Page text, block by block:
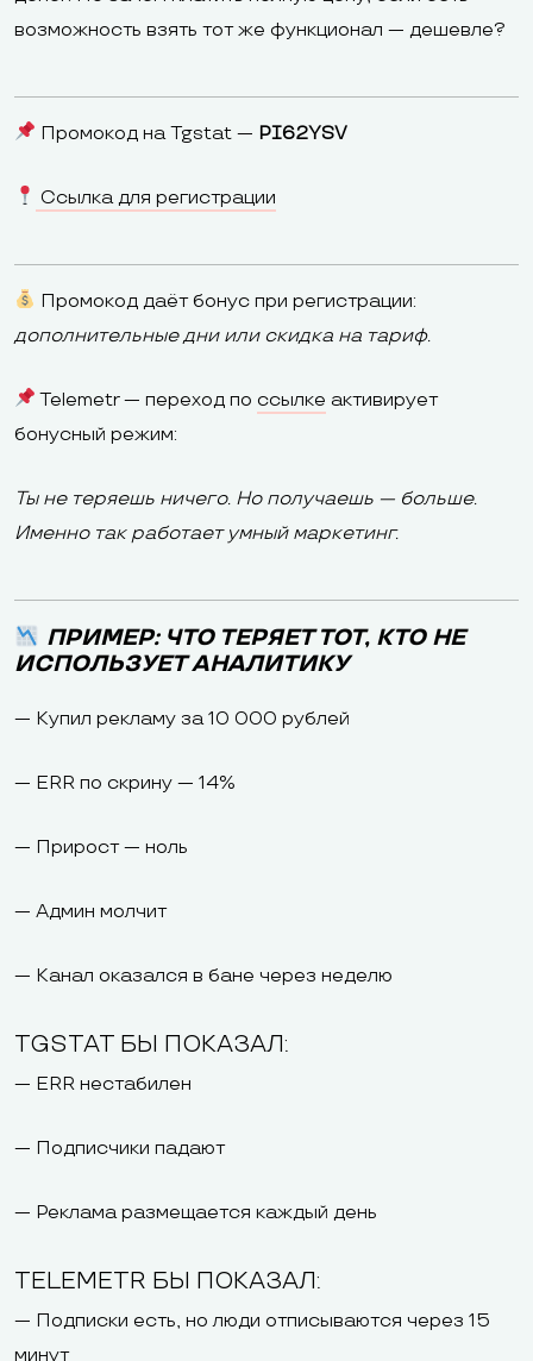
возможность взять тот же функционал — дешевле?
Промокод на Tgstat — PI62YSV
Ссылка для регистрации
Промокод даёт бонус при регистрации:
дополнительные дни или скидка на тариф.
Telemetr — переход по ссылке активирует
бонусный режим:
Ты не теряешь ничего. Но получаешь — больше.
Именно так работает умный маркетинг.
ПРИМЕР: ЧТО ТЕРЯЕТ ТОТ, КТО НЕ
ИСПОЛЬЗУЕТ АНАЛИТИКУ
— Купил рекламу за 10 000 рублей
— ERR по скрину — 14%
— Прирост — ноль
— Админ молчит
— Канал оказался в бане через неделю
TGSTAT БЫ ПОКАЗАЛ:
— ERR нестабилен
— Подписчики падают
— Реклама размещается каждый день
TELEMETR БЫ ПОКАЗАЛ:
— Подписки есть, но люди отписываются через 15
минут